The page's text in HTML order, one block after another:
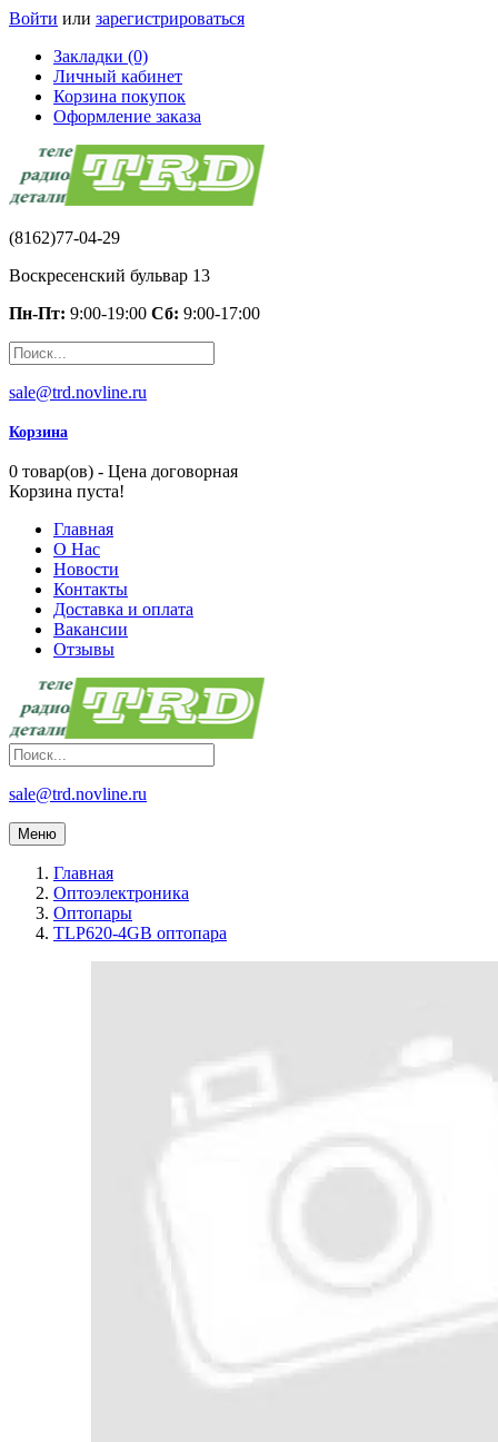
Войти или зарегистрироваться
Закладки (0)
Личный кабинет
Корзина покупок
Оформление заказа
(8162)77-04-29
Воскресенский бульвар 13
Пн-Пт: 9:00-19:00 Сб: 9:00-17:00
sale@trd.novline.ru
Корзина
0 товар(ов) - Цена договорная
Корзина пуста!
Главная
О Нас
Новости
Контакты
Доставка и оплата
Вакансии
Отзывы
sale@trd.novline.ru
Меню
Главная
Оптоэлектроника
Оптопары
TLP620-4GB оптопара